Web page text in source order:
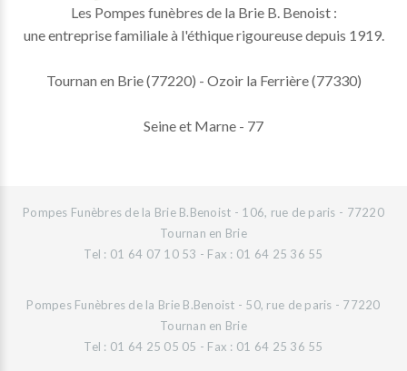
Les Pompes funèbres de la Brie B. Benoist :
une entreprise familiale à l'éthique rigoureuse depuis 1919.
Tournan en Brie (77220) - Ozoir la Ferrière (77330)
Seine et Marne - 77
Pompes Funèbres de la Brie B.Benoist - 106, rue de paris - 77220
Tournan en Brie
Tel : 01 64 07 10 53 - Fax : 01 64 25 36 55
Pompes Funèbres de la Brie B.Benoist - 50, rue de paris - 77220
Tournan en Brie
Tel : 01 64 25 05 05 - Fax : 01 64 25 36 55